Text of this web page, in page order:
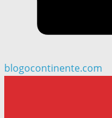
blogocontinente.com